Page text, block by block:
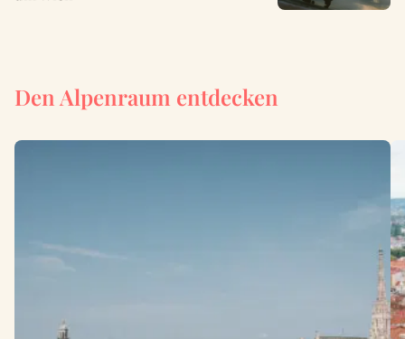
Den Alpenraum entdecken